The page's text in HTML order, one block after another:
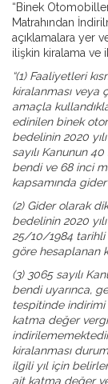
“Binek
Matrahından
açıklamalara yer
ilişkin kiralama ve
“(1) Faaliyetleri
kiralanması veya
amaçla
edinilen binek
bedelinin 2020
sayılı Kanunun 40
bendi ve 68 inci
kapsamında
(2) Gider olarak
bedelinin 2020
25/10/1984 tarihli
göre hesaplanan
(3) 3065 sayılı
bendi uyarınca,
tespitinde indirimi
katma değer
kiralanması
ilgili yıl için
ait katma değer